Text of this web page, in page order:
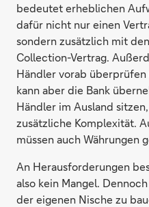
bedeutet erheblichen
dafür nicht nur einen
sondern zusätzlich mit
Collection-Vertrag.
Händler vorab
kann aber die Bank
Händler im Ausland
zusätzliche Komplexität.
müssen auch Währungen
An Herausforderungen
also kein Mangel.
der eigenen Nische zu